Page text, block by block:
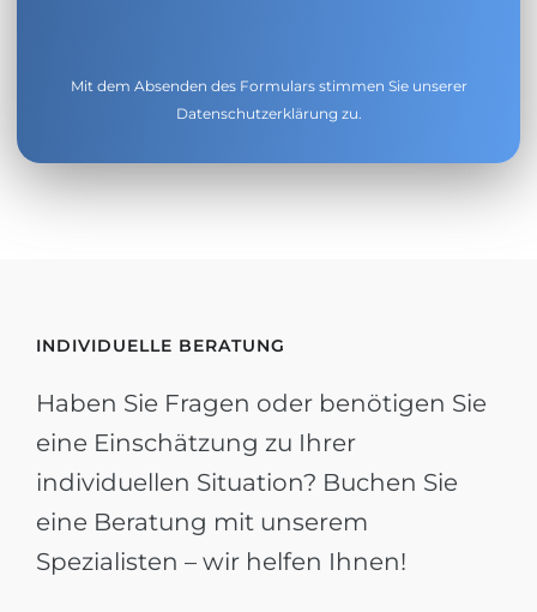
Mit dem Absenden des Formulars stimmen Sie unserer
Datenschutzerklärung zu.
INDIVIDUELLE BERATUNG
Haben Sie Fragen oder benötigen Sie
eine Einschätzung zu Ihrer
individuellen Situation? Buchen Sie
eine Beratung mit unserem
Spezialisten – wir helfen Ihnen!